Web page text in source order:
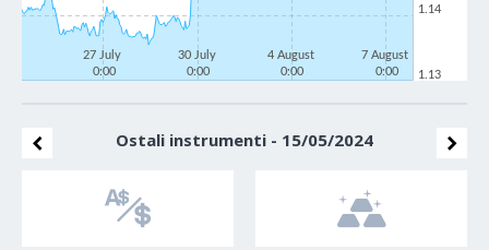
27 July
0:00
30 July
0:00
4 August
0:00
7 August
0:00
1.13
1.14
Ostali instrumenti - 15/05/2024